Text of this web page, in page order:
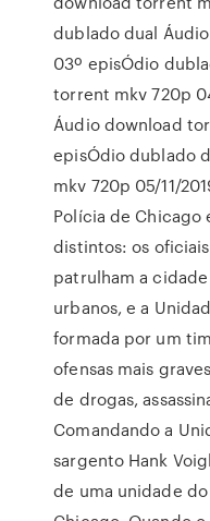
dublado dual
03º episÓdio
torrent mkv 720p
Áudio download
episÓdio dublado
mkv 720p 05/11/
Polícia de
distintos: os
patrulham a
urbanos, e a
formada por um
ofensas mais
de drogas,
Comandando a
sargento Hank
de uma unidade